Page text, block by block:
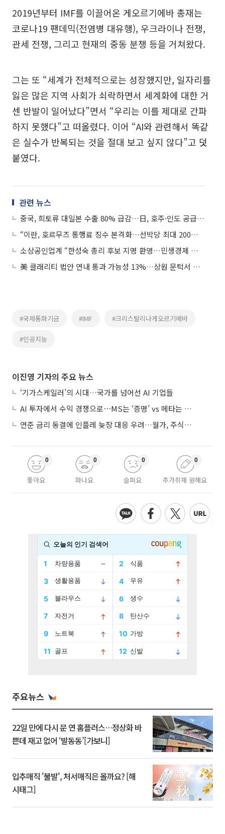
2019년부터 IMF를 이끌어온 게오르기에바 총재는
코로나19 팬데믹(전염병 대유행), 우크라이나 전쟁,
관세 전쟁, 그리고 현재의 중동 분쟁 등을 거쳐왔다.
그는 또 “세계가 전체적으로는 성장했지만, 일자리를
잃은 많은 지역 사회가 쇠락하면서 세계화에 대한 거
센 반발이 일어났다”면서 “우리는 이를 제대로 간파
하지 못했다”고 떠올렸다. 이어 “AI와 관련해서 똑같
은 실수가 반복되는 것을 절대 보고 싶지 않다”고 덧
붙였다.
관련 뉴스
중국, 희토류 대일본 수출 80% 급감…日, 호주·인도 공급망 모색
“이란, 호르무즈 통행료 징수 본격화…선박당 최대 200만달러”
소상공인업계 “한성숙 총리 후보 지명 환영…민생경제 적임자”
美 클래리티 법안 연내 통과 가능성 13%…상원 문턱서 제동
#국제통화기금 #IMF #크리스탈리나게오르기에바
#인공지능
이진영 기자의 주요 뉴스
‘기가스케일러’의 시대…국가를 넘어선 AI 기업들
AI 투자에서 수익 경쟁으로⋯MS는 ‘증명’ vs 메타는 ‘숙제’
연준 금리 동결에 인플레 늦장 대응 우려…월가, 주식도 채권도 던졌다
좋아요
0
화나요
0
슬퍼요
0
추가취재 원해요
0
주요뉴스
22일 만에 다시 문 연 홈플러스…정상화 바
쁜데 재고 없어 ‘발동동’[가보니]
입추매직 '불발', 처서매직은 올까요? [해
시태그]